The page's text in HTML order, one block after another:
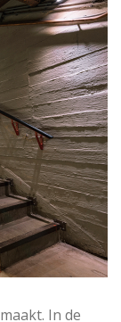
In de